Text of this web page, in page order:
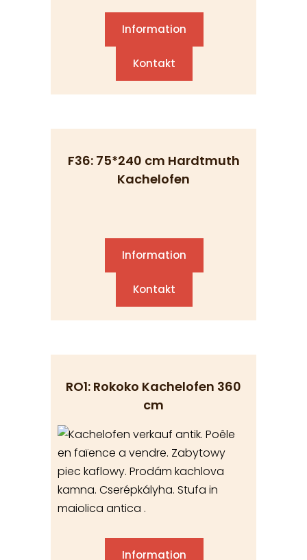
Information
Kontakt
F36: 75*240 cm Hardtmuth
Kachelofen
Information
Kontakt
RO1: Rokoko Kachelofen 360
cm
Information